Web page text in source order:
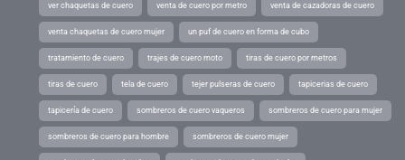
ver chaquetas de cuero venta de cuero por metro venta de cazadoras de cuero
venta chaquetas de cuero mujer un puf de cuero en forma de cubo
tratamiento de cuero trajes de cuero moto tiras de cuero por metros
tiras de cuero tela de cuero tejer pulseras de cuero tapicerias de cuero
tapicería de cuero sombreros de cuero vaqueros sombreros de cuero para mujer
sombreros de cuero para hombre sombreros de cuero mujer